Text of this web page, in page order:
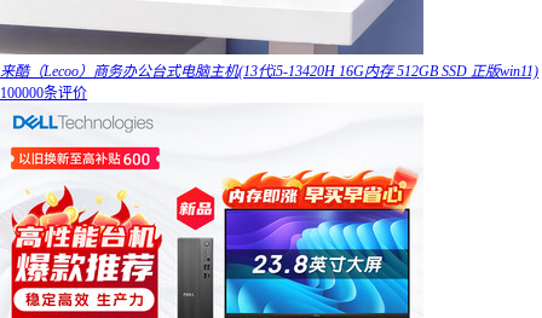
来酷（Lecoo）商务办公台式电脑主机(13代i5-13420H 16G内存 512GB SSD 正版win11)
100000条评价